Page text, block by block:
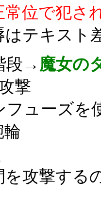
常位で犯さ
はテキスト
段→ 魔女の
撃
フューズを
輪
攻撃する